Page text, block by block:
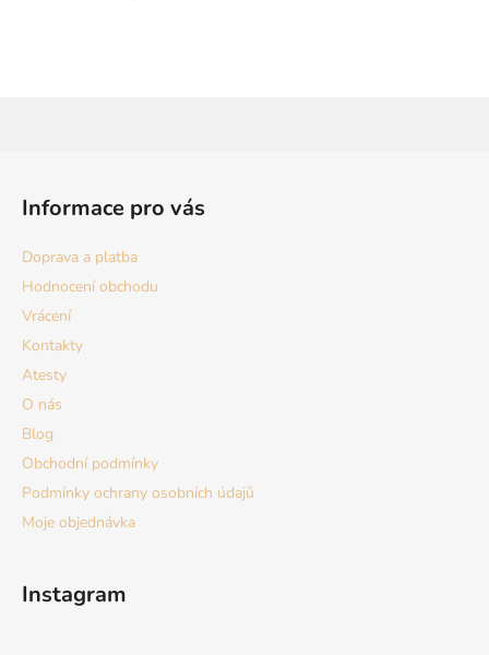
Informace pro vás
Doprava a platba
Hodnocení obchodu
Vrácení
Kontakty
Atesty
O nás
Blog
Obchodní podmínky
Podmínky ochrany osobních údajů
Moje objednávka
Instagram